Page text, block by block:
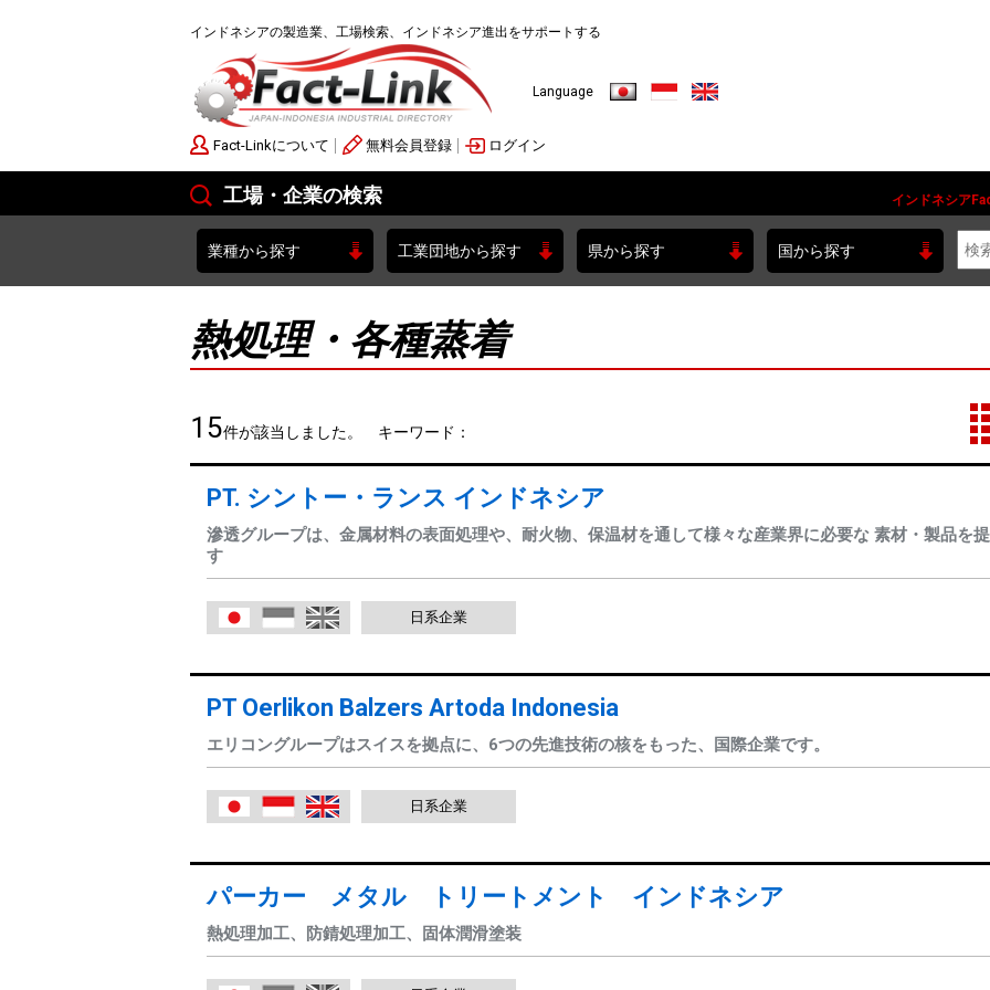
インドネシアの製造業、工場検索、インドネシア進出をサポートする
Language 日本語 Indonesia
Fact-Linkについて 無料会員登録 ログイン
工場・企業の検索 インドネシア
業種から探す 工業団地から探す 県から探す 国から探す
熱処理・各種蒸着
15件が該当しました。 キーワード：
PT. シントー・ランス インドネシア
滲透グループは、金属材料の表面処理や、耐火物、保温材を通して様々な産業界に必要な 素材・製品を
す
日本語 Indonesia 日系企業
PT Oerlikon Balzers Artoda Indonesia
エリコングループはスイスを拠点に、6つの先進技術の核をもった、国際企業です。
日本語 Indonesia 日系企業
パーカー メタル トリートメント インドネシア
熱処理加工、防錆処理加工、固体潤滑塗装